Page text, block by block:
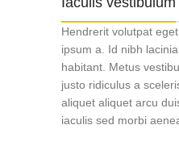
Hendrerit volutpat
ipsum a. Id nibh
habitant. Metus
justo ridiculus a
aliquet aliquet arcu
iaculis sed morbi